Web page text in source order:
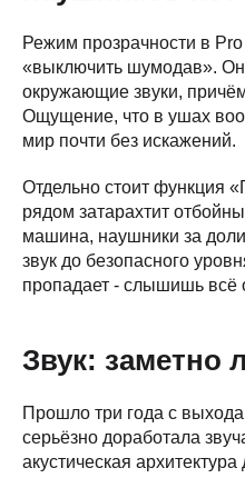
Режим прозрачности в
«выключить шумодав». Он
окружающие звуки,
Ощущение, что в ушах
мир почти без искажений.
Отдельно стоит функция
рядом затарахтит
машина, наушники за
звук до безопасного
пропадает - слышишь всё
Звук: заметно
Прошло три года с
серьёзно доработала
акустическая архитектура